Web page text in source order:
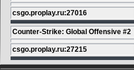
csgo.proplay.ru:27016
Counter-Strike: Global Offensive #2
csgo.proplay.ru:27215